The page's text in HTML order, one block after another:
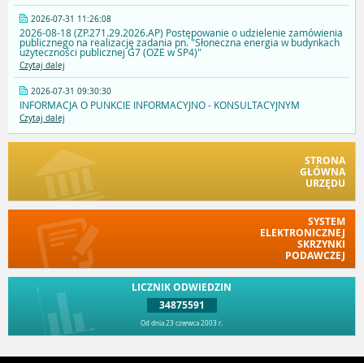
2026-07-31 11:26:08
2026-08-18 (ZP.271.29.2026.AP) Postępowanie o udzielenie zamówienia
publicznego na realizację zadania pn. "Słoneczna energia w budynkach
użyteczności publicznej G7 (OZE w SP4)"
Czytaj dalej
2026-07-31 09:30:30
INFORMACJA O PUNKCIE INFORMACYJNO - KONSULTACYJNYM
Czytaj dalej
STRONA
GŁÓWNA
URZĘDU
SYSTEM
ELEKTRONICZNEJ
SKRZYNKI
PODAWCZEJ
LICZNIK ODWIEDZIN
34875591
Od dnia 23 czerwca 2003 r.